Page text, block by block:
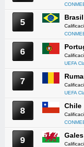
5 Brasil
6
UEFA
7
UEFA
8 Chile
9 Gales